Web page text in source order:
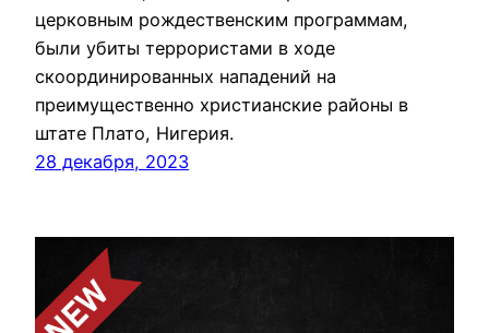
церковным рождественским программам,
были убиты террористами в ходе
скоординированных нападений на
преимущественно христианские районы в
штате Плато, Нигерия.
28 декабря, 2023